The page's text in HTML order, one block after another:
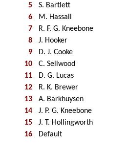
5
S. Bartlett
6
M. Hassall
7
R. F. G. Kneebone
8
J. Hooker
9
D. J. Cooke
10
C. Sellwood
11
D. G. Lucas
12
R. K. Brewer
13
A. Barkhuysen
14
J. P. G. Kneebone
15
J. T. Hollingworth
16
Default